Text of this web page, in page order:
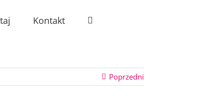
Kontakt
Poprzedni